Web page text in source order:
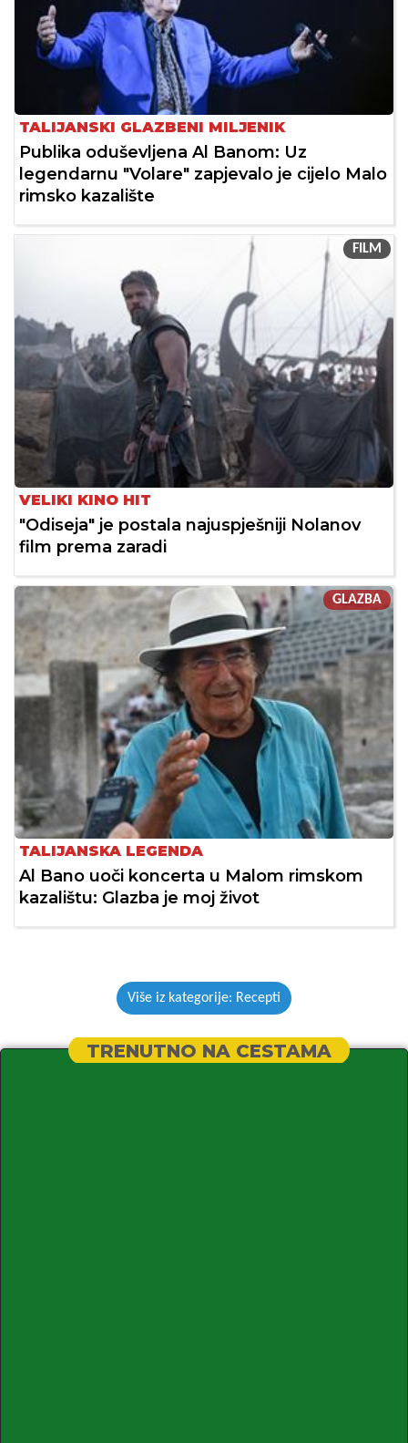
TALIJANSKI GLAZBENI MILJENIK
Publika oduševljena Al Banom: Uz
legendarnu "Volare" zapjevalo je cijelo Malo
rimsko kazalište
FILM
VELIKI KINO HIT
"Odiseja" je postala najuspješniji Nolanov
film prema zaradi
GLAZBA
TALIJANSKA LEGENDA
Al Bano uoči koncerta u Malom rimskom
kazalištu: Glazba je moj život
Više iz kategorije: Recepti
TRENUTNO NA CESTAMA